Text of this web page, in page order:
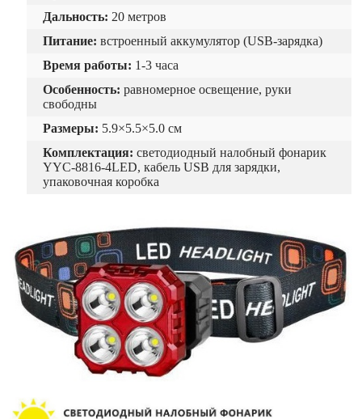
Дальность: 20 метров
Питание: встроенный аккумулятор (USB-зарядка)
Время работы: 1-3 часа
Особенность: равномерное освещение, руки
свободны
Размеры: 5.9×5.5×5.0 см
Комплектация: светодиодный налобный фонарик
YYC-8816-4LED, кабель USB для зарядки,
упаковочная коробка